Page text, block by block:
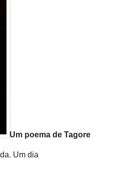
Um poema de Tagore
Um dia